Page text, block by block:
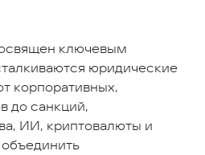
ключевым
юридические
корпоративных,
до санкций,
ИИ, криптовалюты и